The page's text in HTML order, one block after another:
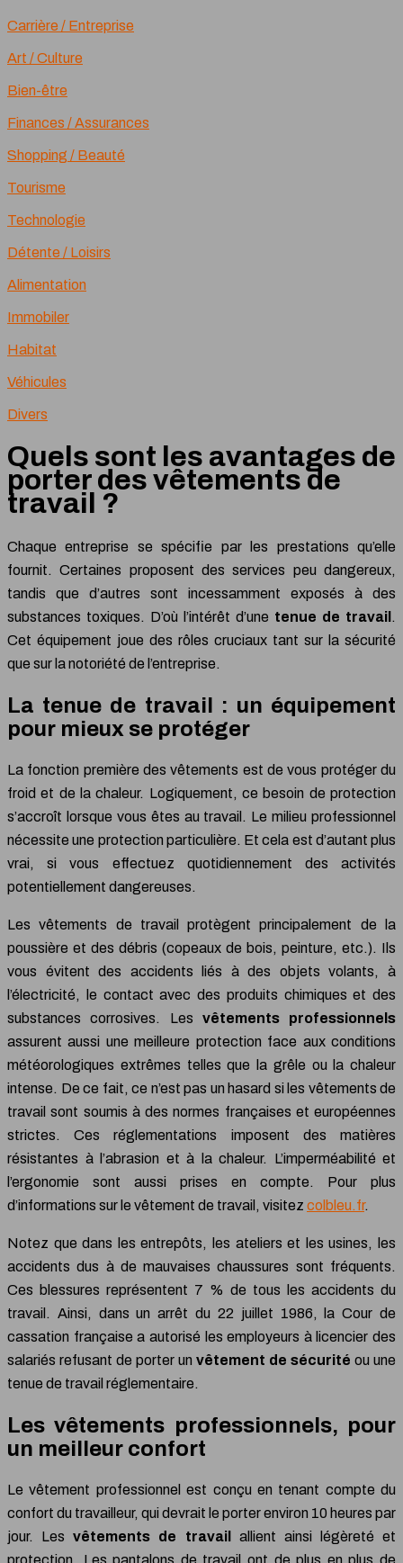
Carrière / Entreprise
Art / Culture
Bien-être
Finances / Assurances
Shopping / Beauté
Tourisme
Technologie
Détente / Loisirs
Alimentation
Immobiler
Habitat
Véhicules
Divers
Quels sont les avantages de
porter des vêtements de
travail ?
Chaque entreprise se spécifie par les prestations qu’elle
fournit. Certaines proposent des services peu dangereux,
tandis que d’autres sont incessamment exposés à des
substances toxiques. D’où l’intérêt d’une tenue de travail .
Cet équipement joue des rôles cruciaux tant sur la sécurité
que sur la notoriété de l’entreprise.
La tenue de travail : un équipement
pour mieux se protéger
La fonction première des vêtements est de vous protéger du
froid et de la chaleur. Logiquement, ce besoin de protection
s’accroît lorsque vous êtes au travail. Le milieu professionnel
nécessite une protection particulière. Et cela est d’autant plus
vrai, si vous effectuez quotidiennement des activités
potentiellement dangereuses.
Les vêtements de travail protègent principalement de la
poussière et des débris (copeaux de bois, peinture, etc.). Ils
vous évitent des accidents liés à des objets volants, à
l’électricité, le contact avec des produits chimiques et des
substances corrosives. Les vêtements professionnels
assurent aussi une meilleure protection face aux conditions
météorologiques extrêmes telles que la grêle ou la chaleur
intense. De ce fait, ce n’est pas un hasard si les vêtements de
travail sont soumis à des normes françaises et européennes
strictes. Ces réglementations imposent des matières
résistantes à l’abrasion et à la chaleur. L’imperméabilité et
l’ergonomie sont aussi prises en compte. Pour plus
d’informations sur le vêtement de travail, visitez colbleu.fr.
Notez que dans les entrepôts, les ateliers et les usines, les
accidents dus à de mauvaises chaussures sont fréquents.
Ces blessures représentent 7 % de tous les accidents du
travail. Ainsi, dans un arrêt du 22 juillet 1986, la Cour de
cassation française a autorisé les employeurs à licencier des
salariés refusant de porter un vêtement de sécurité ou une
tenue de travail réglementaire.
Les vêtements professionnels, pour
un meilleur confort
Le vêtement professionnel est conçu en tenant compte du
confort du travailleur, qui devrait le porter environ 10 heures par
jour. Lesvêtements de travail
allient ainsi légèreté et
protection. Les pantalons de travail ont de plus en plus de